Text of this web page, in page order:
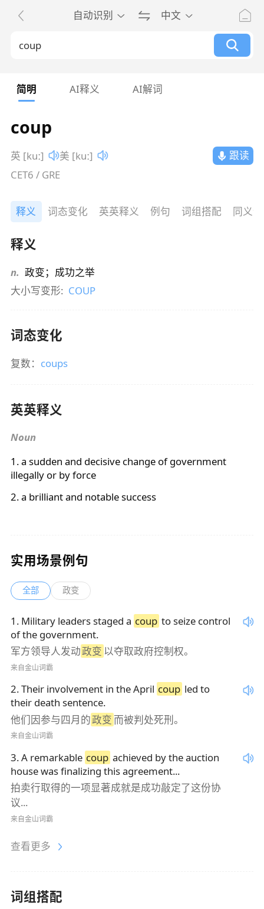
自动识别 中文
简明 AI释义 AI解词
coup
英 [kuː] 美 [kuː]
跟读
CET6 / GRE
释义 词态变化 英英释义 例句 词组搭配 同义词
释义
n. 政变；成功之举
大小写变形: COUP
词态变化
复数： coups
英英释义
Noun
1. a sudden and decisive change of government
illegally or by force
2. a brilliant and notable success
实用场景例句
全部 政变
1 . Military leaders staged a coup to seize control
of the government.
军方领导人发动政变 以夺取政府控制权。
来自金山词霸
2.Their involvement in the April coup led to
their death sentence.
他们因参与四月的政变 而被判处死刑。
来自金山词霸
3.A remarkable coup achieved by the auction
house was finalizing this agreement...
拍卖行取得的一项显著成就是成功敲定了这份协
议...
来自金山词霸
查看更多
词组搭配